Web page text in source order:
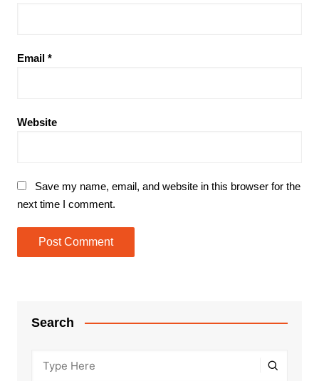
Email *
Website
Save my name, email, and website in this browser for the
next time I comment.
Search